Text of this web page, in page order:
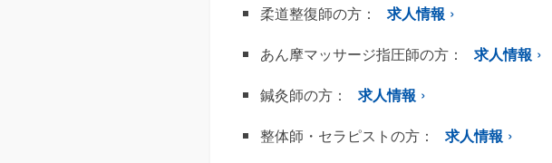
柔道整復師の方：
求人情報
あん摩マッサージ指圧師の方：
求人情報
鍼灸師の方：
求人情報
整体師・セラピストの方：
求人情報